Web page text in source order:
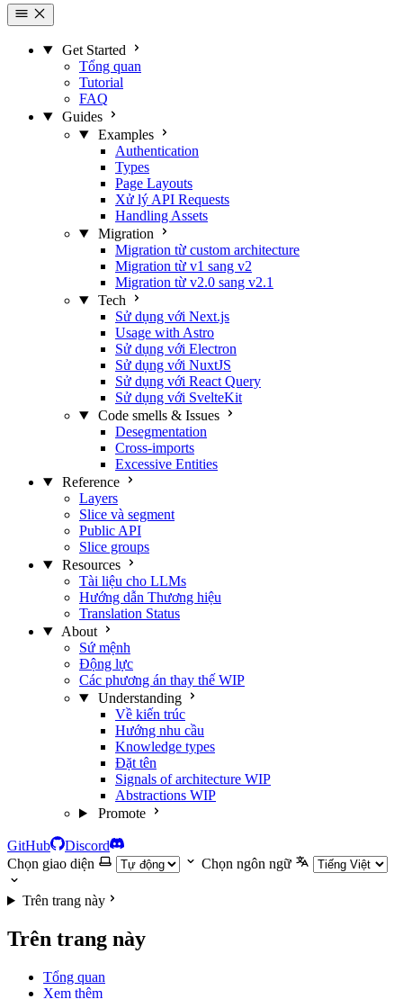
Get Started
Tổng quan
Tutorial
FAQ
Guides
Examples
Authentication
Types
Page Layouts
Xử lý API Requests
Handling Assets
Migration
Migration từ custom architecture
Migration từ v1 sang v2
Migration từ v2.0 sang v2.1
Tech
Sử dụng với Next.js
Usage with Astro
Sử dụng với Electron
Sử dụng với NuxtJS
Sử dụng với React Query
Sử dụng với SvelteKit
Code smells & Issues
Desegmentation
Cross-imports
Excessive Entities
Reference
Layers
Slice và segment
Public API
Slice groups
Resources
Tài liệu cho LLMs
Hướng dẫn Thương hiệu
Translation Status
About
Sứ mệnh
Động lực
Các phương án thay thế WIP
Understanding
Về kiến trúc
Hướng nhu cầu
Knowledge types
Đặt tên
Signals of architecture WIP
Abstractions WIP
Promote
GitHub
Discord
Chọn giao diện
Chọn ngôn ngữ
Trên trang này
Trên trang này
Tổng quan
Xem thêm